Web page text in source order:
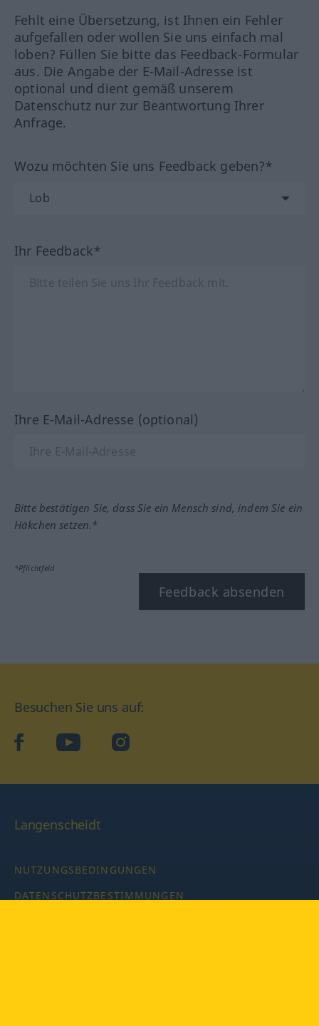
Fehlt eine Übersetzung, ist Ihnen ein Fehler
aufgefallen oder wollen Sie uns einfach mal
loben? Füllen Sie bitte das Feedback-Formular
aus. Die Angabe der E-Mail-Adresse ist
optional und dient gemäß unserem
Datenschutz nur zur Beantwortung Ihrer
Anfrage.
Wozu möchten Sie uns Feedback geben?*
Ihr Feedback*
Ihre E-Mail-Adresse (optional)
Bitte bestätigen Sie, dass Sie ein Mensch sind, indem Sie ein
Häkchen setzen.*
*Pflichtfeld
Feedback absenden
Besuchen Sie uns auf:
facebookYouTube Instagram
Langenscheidt
NUTZUNGSBEDINGUNGEN
DATENSCHUTZBESTIMMUNGEN